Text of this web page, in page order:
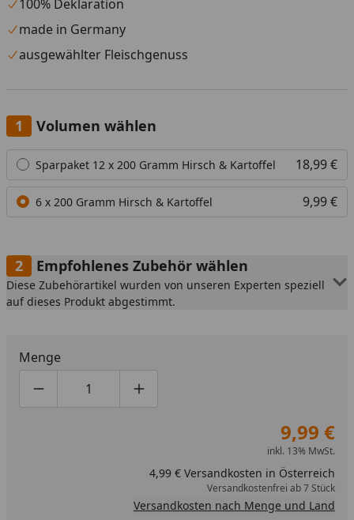
100% Deklaration
made in Germany
ausgewählter Fleischgenuss
Volumen wählen
Alle anzeigen (2)
Sparpaket 12 x 200 Gramm Hirsch & Kartoffel 18,99 €
6 x 200 Gramm Hirsch & Kartoffel 9,99 €
Empfohlenes Zubehör wählen
Diese Zubehörartikel wurden von unseren Experten speziell
auf dieses Produkt abgestimmt.
Menge
Produktmenge um eins verringern
Produktmenge manuell eingeben
Produktmenge um eins erhöhen
9,99 €
inkl. 13% MwSt.
4,99 € Versandkosten in Österreich
Versandkostenfrei ab 7 Stück
Versandkosten nach Menge und Land